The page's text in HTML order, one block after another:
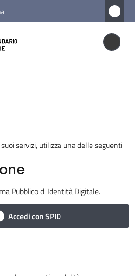
Imolese
servizi, utilizza una delle seguenti
Pubblico di Identità Digitale.
Accedi con SPID